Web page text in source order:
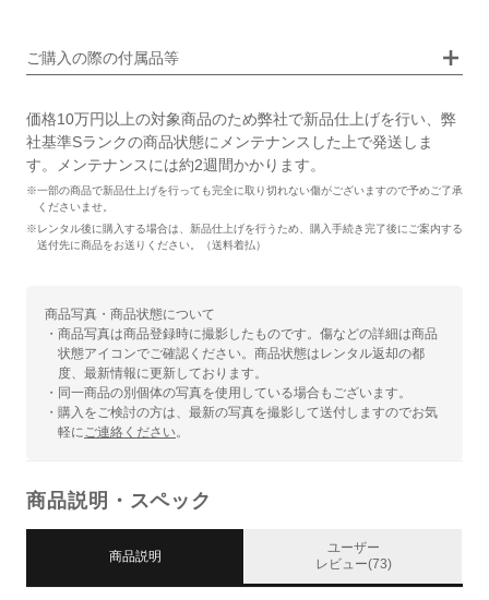
ご購入の際の付属品等
価格10万円以上の対象商品のため弊社で新品仕上げを行い、弊
社基準Sランクの商品状態にメンテナンスした上で発送しま
す。メンテナンスには約2週間かかります。
※一部の商品で新品仕上げを行っても完全に取り切れない傷がございますので予めご了承
くださいませ。
※レンタル後に購入する場合は、新品仕上げを行うため、購入手続き完了後にご案内する
送付先に商品をお送りください。（送料着払）
商品写真・商品状態について
・商品写真は商品登録時に撮影したものです。傷などの詳細は商品
状態アイコンでご確認ください。商品状態はレンタル返却の都
度、最新情報に更新しております。
・同一商品の別個体の写真を使用している場合もございます。
・購入をご検討の方は、最新の写真を撮影して送付しますのでお気
軽に ご連絡ください。
商品説明・スペック
商品説明
ユーザー
レビュー(73)